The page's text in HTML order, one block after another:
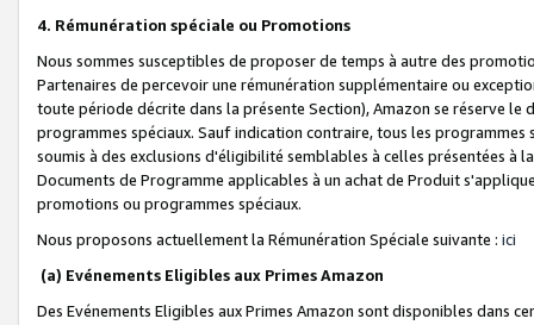
4. Rémunération spéciale ou Promotions
Nous sommes susceptibles de proposer de temps à autre des
Partenaires de percevoir une rémunération supplémentaire ou
toute période décrite dans la présente Section), Amazon se réserve
programmes spéciaux. Sauf indication contraire, tous les
soumis à des exclusions d'éligibilité semblables à celles présentées à
Documents de Programme applicables à un achat de Produit
promotions ou programmes spéciaux.
Nous proposons actuellement la Rémunération Spéciale suivante : ici
(a) Evénements Eligibles aux Primes Amazon
Des Evénements Eligibles aux Primes Amazon sont disponibles dans